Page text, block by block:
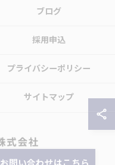
ブログ
採用申込
プライバシーポリシー
サイトマップ